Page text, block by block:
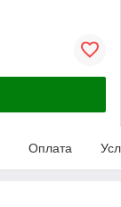
Оплата